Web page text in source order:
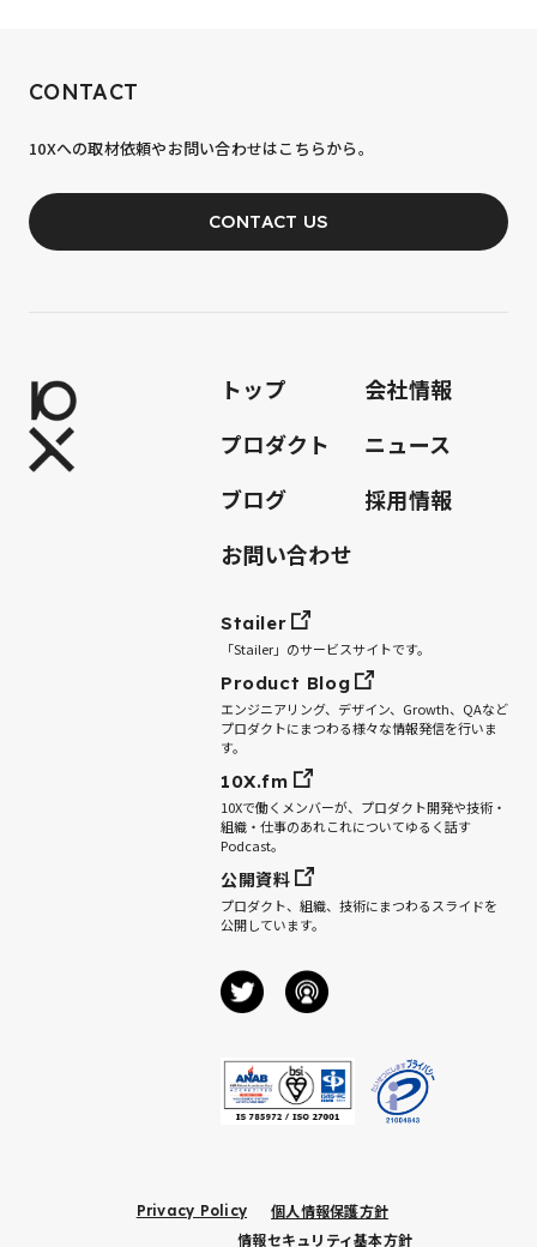
あなたの力が、必要です。
JOIN OUR TEAM
CONTACT
10Xへの取材依頼やお問い合わせはこちらから。
CONTACT US
トップ
会社情報
プロダクト
ニュース
ブログ
採用情報
お問い合わせ
Stailer
「Stailer」のサービスサイトです。
Product Blog
エンジニアリング、デザイン、Growth、QAなど
プロダクトにまつわる様々な情報発信を行いま
す。
10X.fm
10Xで働くメンバーが、プロダクト開発や技術・
組織・仕事のあれこれについてゆるく話す
Podcast。
公開資料
プロダクト、組織、技術にまつわるスライドを
公開しています。
Privacy Policy
個人情報保護方針
情報セキュリティ基本方針